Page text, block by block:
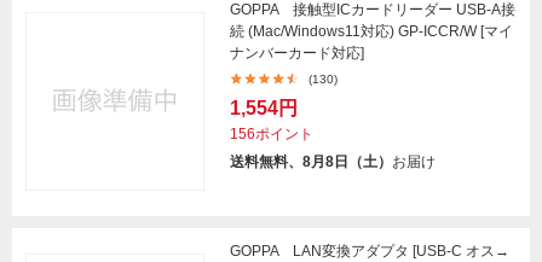
GOPPA 接触型ICカードリーダー USB-A接
続 (Mac/Windows11対応) GP-ICCR/W [マイ
ナンバーカード対応]
(130)
1,554円
156ポイント
送料無料、8月8日（土） お届け
GOPPA LAN変換アダプタ [USB-C オス→